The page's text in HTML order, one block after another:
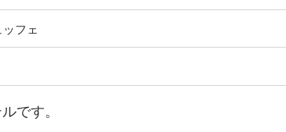
フェ
です。